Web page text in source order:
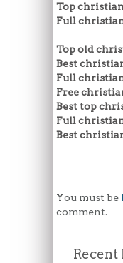
Top
Full
Top old
Best
Full
Free
Best top
Full
Best
You must be
comment.
Recent